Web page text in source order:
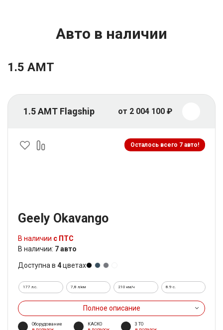
Авто в наличии
1.5 AMT
1.5 AMT Flagship от 2 004 100 ₽
Осталось всего 7 авто!
Geely Okavango
В наличии с ПТС
В наличии: 7 авто
Доступна в 4цветах
177 л.с. 7,8 л/км 210 км/ч 8.9 c.
Полное описание
Оборудование
КАСКО
3 ТО